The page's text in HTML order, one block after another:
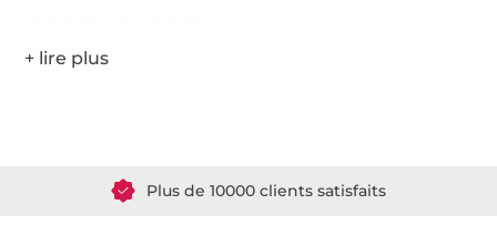
Plus de 10000 clients satisfaits